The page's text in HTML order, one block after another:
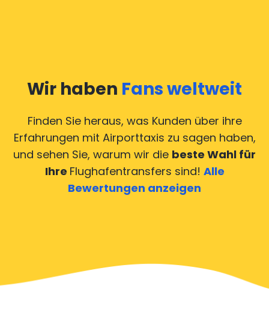
Wir haben Fans weltweit
Finden Sie heraus, was Kunden über ihre
Erfahrungen mit Airporttaxis zu sagen haben,
und sehen Sie, warum wir die beste Wahl für
Ihre Flughafentransfers sind! Alle
Bewertungen anzeigen